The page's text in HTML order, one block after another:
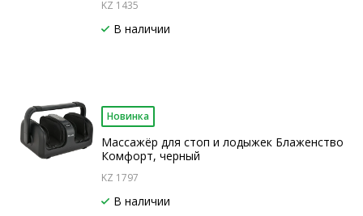
KZ 1435
В наличии
Новинка
Массажёр для стоп и лодыжек Блаженство
Комфорт, черный
KZ 1797
В наличии